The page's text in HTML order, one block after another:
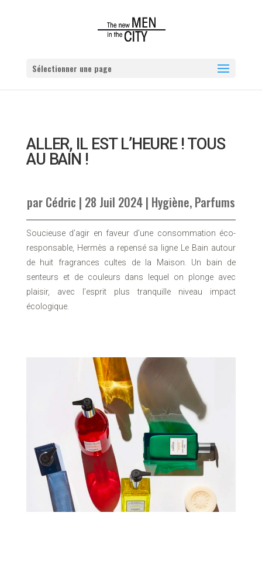
Sélectionner une page
ALLER, IL EST L’HEURE ! TOUS
AU BAIN !
par Cédric | 28 Juil 2024| Hygiène, Parfums
Soucieuse d’agir en faveur d’une consommation éco-
responsable, Hermès a repensé sa ligne Le Bain autour
de huit fragrances cultes de la Maison. Un bain de
senteurs et de couleurs dans lequel on plonge avec
plaisir, avec l’esprit plus tranquille niveau impact
écologique.